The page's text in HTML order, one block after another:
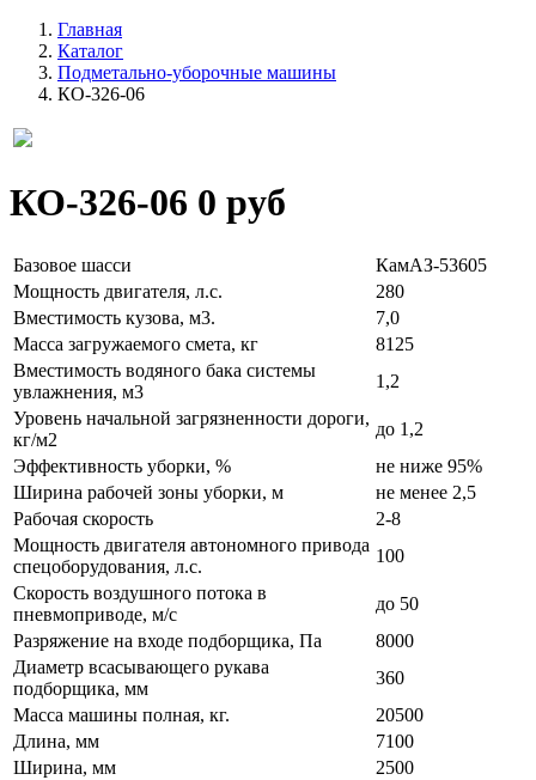
Главная
Каталог
Подметально-уборочные машины
КО-326-06
КО-326-06 0 руб
Базовое шасси
КамАЗ-53605
Мощность двигателя, л.с.
280
Вместимость кузова, м3.
7,0
Масса загружаемого смета, кг
8125
Вместимость водяного бака системы
увлажнения, м3
1,2
Уровень начальной загрязненности дороги,
кг/м2
до 1,2
Эффективность уборки, %
не ниже 95%
Ширина рабочей зоны уборки, м
не менее 2,5
Рабочая скорость
2-8
Мощность двигателя автономного привода
спецоборудования, л.с.
100
Скорость воздушного потока в
пневмоприводе, м/с
до 50
Разряжение на входе подборщика, Па
8000
Диаметр всасывающего рукава
подборщика, мм
360
Масса машины полная, кг.
20500
Длина, мм
7100
Ширина, мм
2500